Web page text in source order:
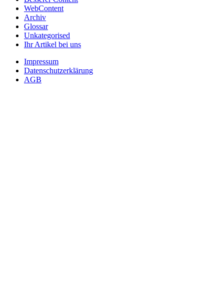
WebContent
Archiv
Glossar
Unkategorised
Ihr Artikel bei uns
Impressum
Datenschutzerklärung
AGB